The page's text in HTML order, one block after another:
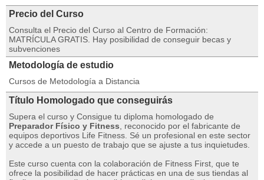
Precio del Curso
Consulta el Precio del Curso al Centro de Formación:
MATRÍCULA GRATIS. Hay posibilidad de conseguir becas y
subvenciones
Metodología de estudio
Cursos de Metodología a Distancia
Título Homologado que conseguirás
Supera el curso y Consigue tu diploma homologado de
Preparador Físico y Fitness , reconocido por el fabricante de
equipos deportivos Life Fitness. Sé un profesional en este sector
y accede a un puesto de trabajo que se ajuste a tus inquietudes.
Este curso cuenta con la colaboración de Fitness First, que te
ofrece la posibilidad de hacer prácticas en una de sus tiendas al